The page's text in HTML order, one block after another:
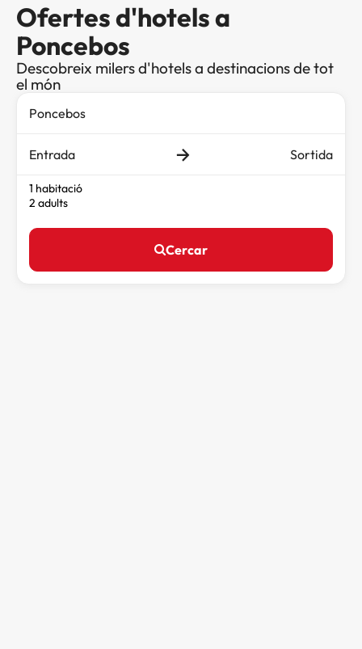
Ofertes d'hotels a
Poncebos
Descobreix milers d'hotels a destinacions de tot
el món
Entrada Sortida
1 habitació
2 adults
Cercar